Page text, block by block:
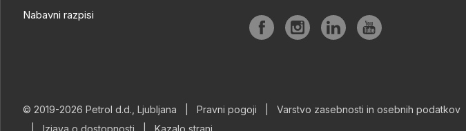
Nabavni razpisi
© 2019-2026 Petrol d.d., Ljubljana Pravni pogoji Varstvo zasebnosti in osebnih podatkov
Izjava o dostopnosti Kazalo strani